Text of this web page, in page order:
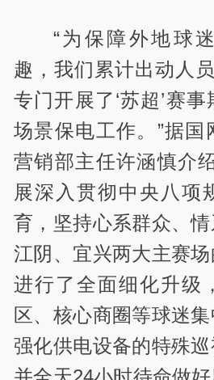
“为保障外地球
趣，我们累计出动人员
专门开展了‘苏超’赛
场景保电工作。”据国
营销部主任许涵慎介
展深入贯彻中央八项
育，坚持心系群众、
江阴、宜兴两大主赛
进行了全面细化升级
区、核心商圈等球迷集
强化供电设备的特殊巡